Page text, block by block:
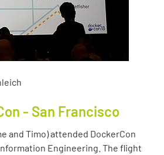
- San Francisco
and Timo) attended DockerCon
Engineering. The flight